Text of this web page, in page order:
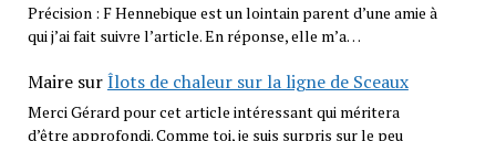
Précision : F Hennebique est un lointain parent d’une amie à
qui j’ai fait suivre l’article. En réponse, elle m’a…
MairesurÎlots de chaleur sur la ligne de Sceaux
Merci Gérard pour cet article intéressant qui méritera
d’être approfondi. Comme toi, je suis surpris sur le peu